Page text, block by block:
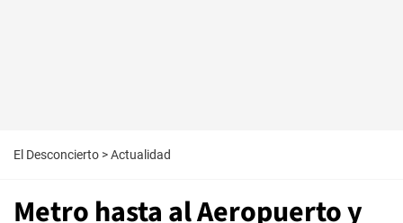
El Desconcierto >Actualidad
Metro hasta al Aeropuerto y